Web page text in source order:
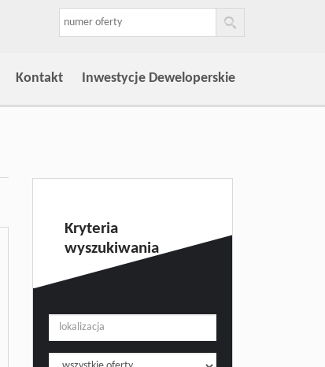
Kontakt Inwestycje Deweloperskie
Kryteria
wyszukiwania